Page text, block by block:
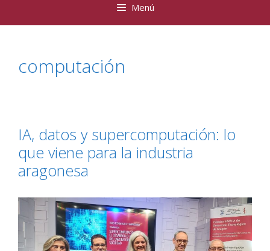
Menú
computación
IA, datos y supercomputación: lo
que viene para la industria
aragonesa